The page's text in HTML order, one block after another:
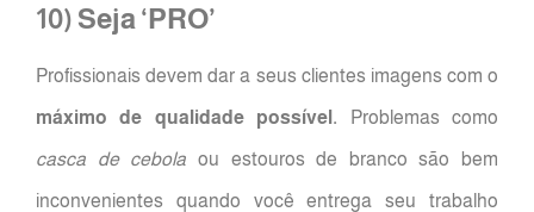
10) Seja ‘PRO’
Profissionais devem dar a seus clientes imagens com o
máximo de qualidade possível. Problemas como
casca de cebola ou estouros de branco são bem
inconvenientes quando você entrega seu trabalho